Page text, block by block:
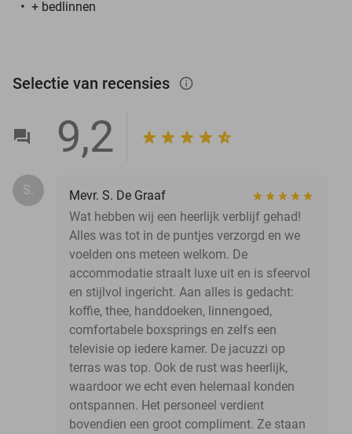
+ bedlinnen
Selectie van recensies info_outlined
9,2
S.
Mevr. S. De Graaf
Wat hebben wij een heerlijk verblijf gehad!
Alles was tot in de puntjes verzorgd en we
voelden ons meteen welkom. De
accommodatie straalt luxe uit en is sfeervol
en stijlvol ingericht. Aan alles is gedacht:
koffie, thee, handdoeken, linnengoed,
comfortabele boxsprings en zelfs een
televisie op iedere kamer. De jacuzzi op
terras was top. Ook de rust was heerlijk,
waardoor we echt even helemaal konden
ontspannen. Het personeel verdient
bovendien een groot compliment. Ze staan